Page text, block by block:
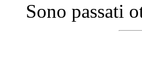
Sono passati